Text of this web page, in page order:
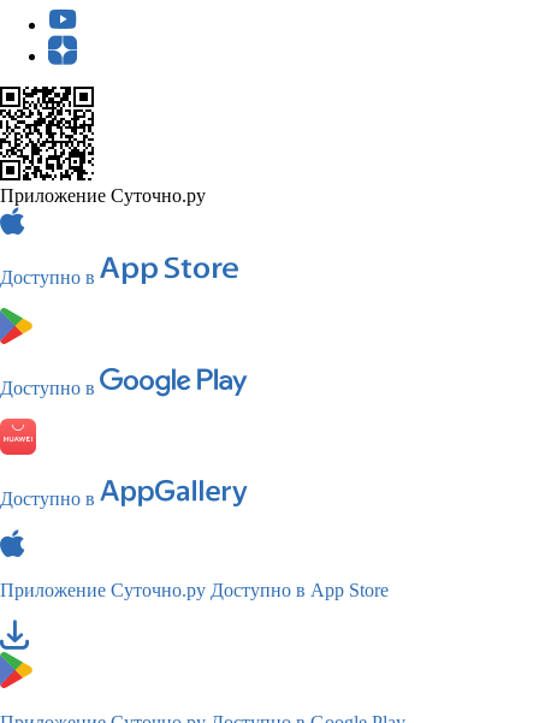
Приложение Суточно.ру
Доступно в
Доступно в
Доступно в
Приложение Суточно.ру Доступно в App Store